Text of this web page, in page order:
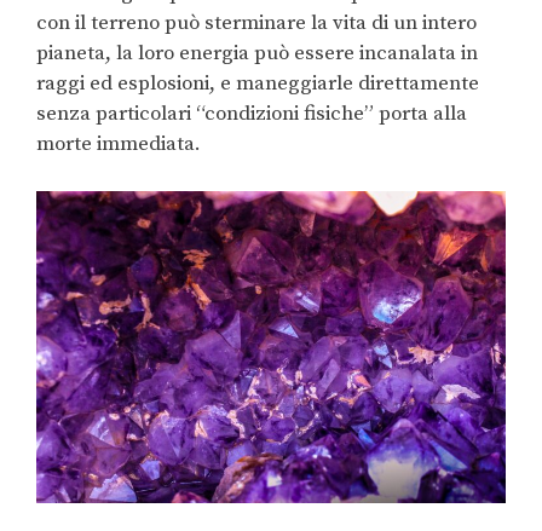
con il terreno può sterminare la vita di un intero
pianeta, la loro energia può essere incanalata in
raggi ed esplosioni, e maneggiarle direttamente
senza particolari “condizioni fisiche” porta alla
morte immediata.